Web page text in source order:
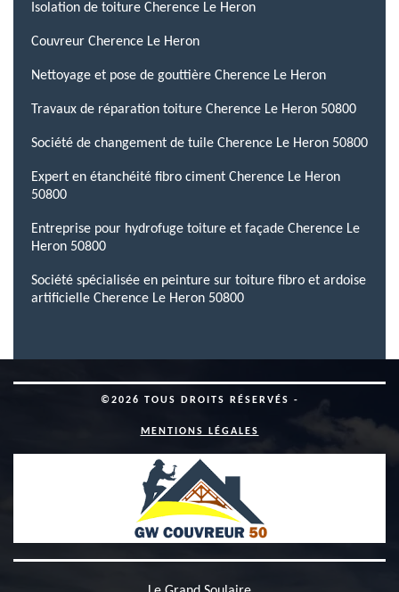
Isolation de toiture Cherence Le Heron
Couvreur Cherence Le Heron
Nettoyage et pose de gouttière Cherence Le Heron
Travaux de réparation toiture Cherence Le Heron 50800
Société de changement de tuile Cherence Le Heron 50800
Expert en étanchéité fibro ciment Cherence Le Heron
50800
Entreprise pour hydrofuge toiture et façade Cherence Le
Heron 50800
Société spécialisée en peinture sur toiture fibro et ardoise
artificielle Cherence Le Heron 50800
©2026 TOUS DROITS RÉSERVÉS -
MENTIONS LÉGALES